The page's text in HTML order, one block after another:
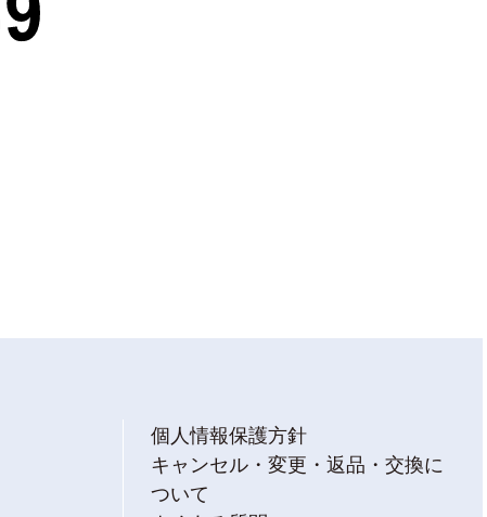
個人情報保護方針
キャンセル・変更・返品・交換に
ついて